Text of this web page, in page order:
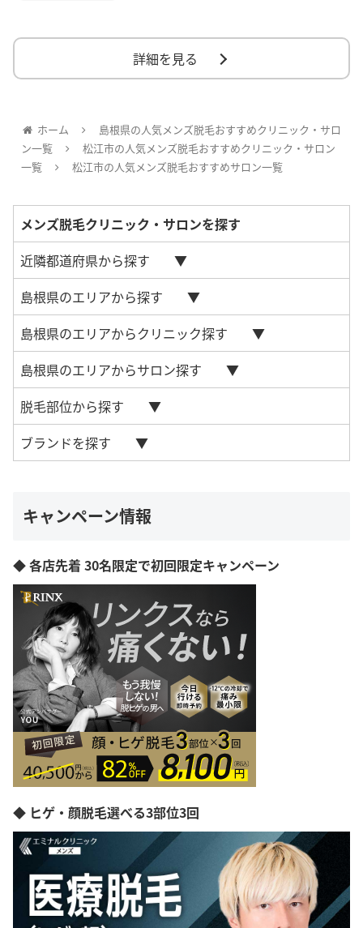
詳細を見る
ホーム
島根県の人気メンズ脱毛おすすめクリニック・サロ
ン一覧
松江市の人気メンズ脱毛おすすめクリニック・サロン
一覧
松江市の人気メンズ脱毛おすすめサロン一覧
メンズ脱毛クリニック・サロンを探す
近隣都道府県から探す
島根県のエリアから探す
島根県のエリアからクリニック探す
島根県のエリアからサロン探す
脱毛部位から探す
ブランドを探す
キャンペーン情報
◆ 各店先着 30名限定で初回限定キャンペーン
◆ ヒゲ・顔脱毛選べる3部位3回